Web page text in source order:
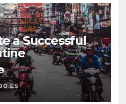
a Successful